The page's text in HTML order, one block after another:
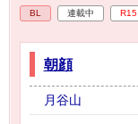
BL 連載中 R15
朝顔
月谷山